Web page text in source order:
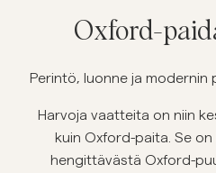
Asusteet
Housut
Jeans
Oxford-
Perintö, luonne ja modernin
Harvoja vaatteita on niin
kuin Oxford-paita. Se
hengittävästä Oxford-